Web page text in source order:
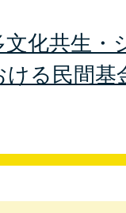
文化共生・
ける民間基